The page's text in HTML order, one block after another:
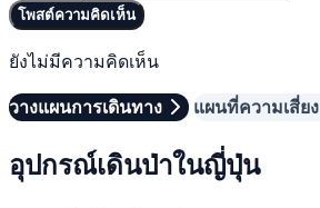
โพสต์ความคิดเห็น
ยังไม่มีความคิดเห็น
วางแผนการเดินทาง
แผนที่ความเสี่ยง
อุปกรณ์เดินป่าในญี่ปุ่น